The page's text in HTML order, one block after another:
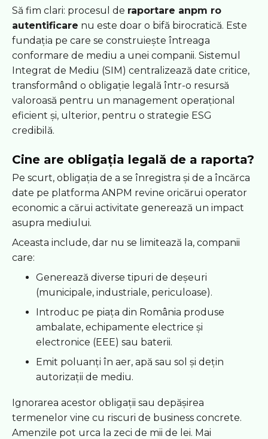
Să fim clari: procesul de raportare anpm ro
autentificare nu este doar o bifă birocratică. Este
fundația pe care se construiește întreaga
conformare de mediu a unei companii. Sistemul
Integrat de Mediu (SIM) centralizează date critice,
transformând o obligație legală într-o resursă
valoroasă pentru un management operațional
eficient și, ulterior, pentru o strategie ESG
credibilă.
Cine are obligația legală de a raporta?
Pe scurt, obligația de a se înregistra și de a încărca
date pe platforma ANPM revine oricărui operator
economic a cărui activitate generează un impact
asupra mediului.
Aceasta include, dar nu se limitează la, companii
care:
Generează diverse tipuri de deșeuri
(municipale, industriale, periculoase).
Introduc pe piața din România produse
ambalate, echipamente electrice și
electronice (EEE) sau baterii.
Emit poluanți în aer, apă sau sol și dețin
autorizații de mediu.
Ignorarea acestor obligații sau depășirea
termenelor vine cu riscuri de business concrete.
Amenzile pot urca la zeci de mii de lei. Mai